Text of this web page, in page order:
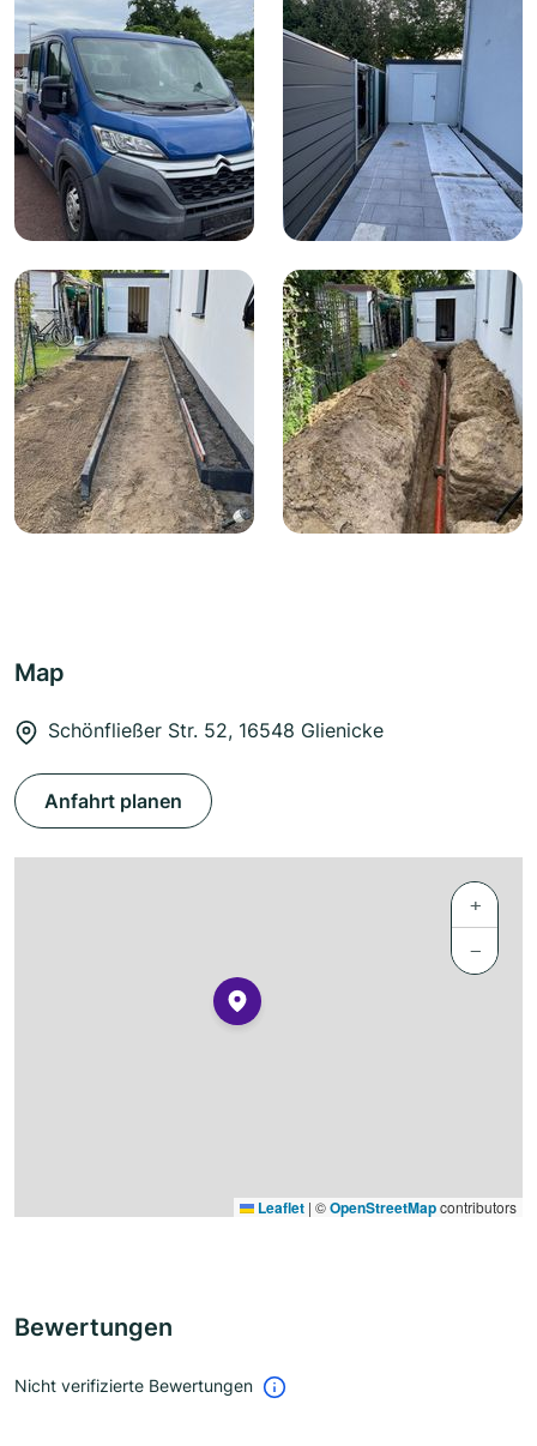
Map
Schönfließer Str. 52, 16548 Glienicke
Anfahrt planen
+
−
Leaflet | ©OpenStreetMapcontributors
Bewertungen
Nicht verifizierte Bewertungen